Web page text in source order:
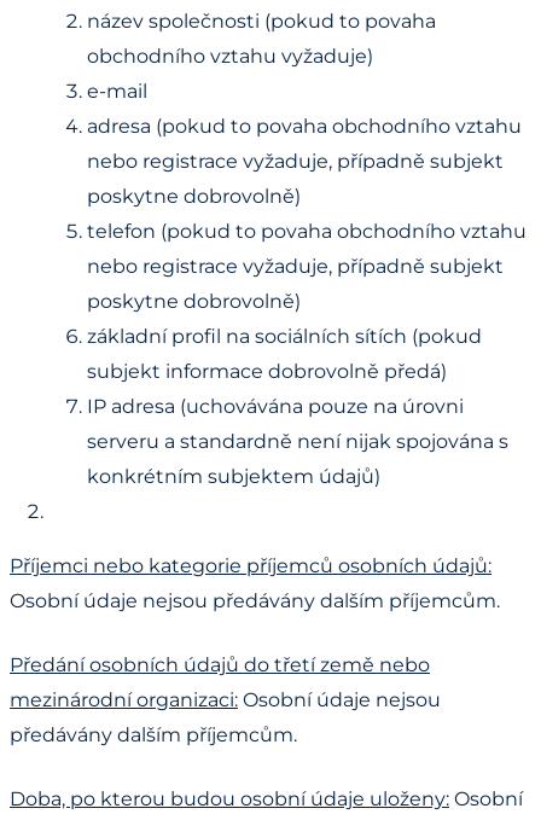
název společnosti (pokud to povaha
obchodního vztahu vyžaduje)
e-mail
adresa (pokud to povaha obchodního vztahu
nebo registrace vyžaduje, případně subjekt
poskytne dobrovolně)
telefon (pokud to povaha obchodního vztahu
nebo registrace vyžaduje, případně subjekt
poskytne dobrovolně)
základní profil na sociálních sítích (pokud
subjekt informace dobrovolně předá)
IP adresa (uchovávána pouze na úrovni
serveru a standardně není nijak spojována s
konkrétním subjektem údajů)
Příjemci nebo kategorie příjemců osobních údajů:
Osobní údaje nejsou předávány dalším příjemcům.
Předání osobních údajů do třetí země nebo
mezinárodní organizaci: Osobní údaje nejsou
předávány dalším příjemcům.
Doba, po kterou budou osobní údaje uloženy: Osobní